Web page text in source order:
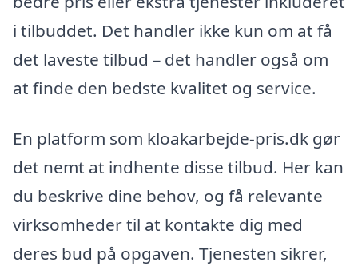
i tilbuddet. Det handler ikke kun om at få
det laveste tilbud – det handler også om
at finde den bedste kvalitet og service.
En platform som kloakarbejde-pris.dk gør
det nemt at indhente disse tilbud. Her kan
du beskrive dine behov, og få relevante
virksomheder til at kontakte dig med
deres bud på opgaven. Tjenesten sikrer,